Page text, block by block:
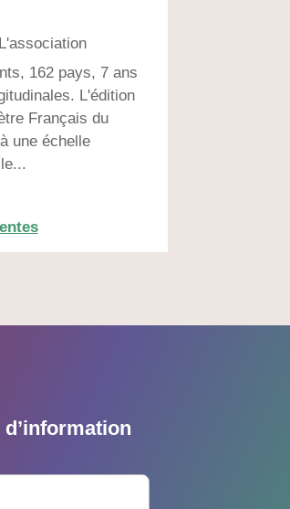
L'association
162 pays, 7 ans
L'édition
Français du
une échelle